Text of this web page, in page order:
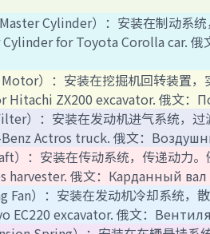
Cylinder）：安装在制动系
Cylinder for Toyota Corolla car.
）：安装在挖掘机回转装置
Hitachi ZX200 excavator. 俄文
）：安装在发动机进气系统，
Actros truck. 俄文：
）：安装在传动系统，传递动力
harvester. 俄文：Карданный
Fan）：安装在发动机冷却系统，
EC220 excavator. 俄文：